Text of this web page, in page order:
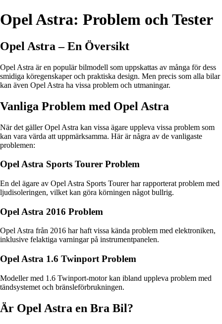
Opel Astra: Problem och Tester
Opel Astra – En Översikt
Opel Astra är en populär bilmodell som uppskattas av många för dess
smidiga köregenskaper och praktiska design. Men precis som alla bilar
kan även Opel Astra ha vissa problem och utmaningar.
Vanliga Problem med Opel Astra
När det gäller Opel Astra kan vissa ägare uppleva vissa problem som
kan vara värda att uppmärksamma. Här är några av de vanligaste
problemen:
Opel Astra Sports Tourer Problem
En del ägare av Opel Astra Sports Tourer har rapporterat problem med
ljudisoleringen, vilket kan göra körningen något bullrig.
Opel Astra 2016 Problem
Opel Astra från 2016 har haft vissa kända problem med elektroniken,
inklusive felaktiga varningar på instrumentpanelen.
Opel Astra 1.6 Twinport Problem
Modeller med 1.6 Twinport-motor kan ibland uppleva problem med
tändsystemet och bränsleförbrukningen.
Är Opel Astra en Bra Bil?